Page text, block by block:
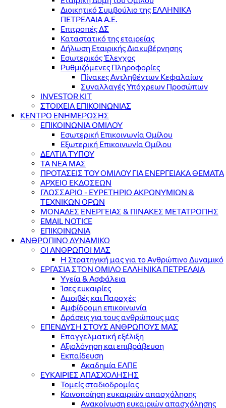
Διοικητικό Συμβούλιο της ΕΛΛΗΝΙΚΑ
ΠΕΤΡΕΛΑΙΑ Α.Ε.
Επιτροπές ΔΣ
Καταστατικό της εταιρείας
Δήλωση Εταιρικής Διακυβέρνησης
Εσωτερικός Έλεγχος
Ρυθμιζόμενες Πληροφορίες
Πίνακες Αντληθέντων Κεφαλαίων
Συναλλαγές Υπόχρεων Προσώπων
INVESTOR KIT
ΣΤΟΙΧΕΙΑ ΕΠΙΚΟΙΝΩΝΙΑΣ
ΚΕΝΤΡΟ ΕΝΗΜΕΡΩΣΗΣ
ΕΠΙΚΟΙΝΩΝΙΑ ΟΜΙΛΟΥ
Εσωτερική Επικοινωνία Ομίλου
Εξωτερική Επικοινωνία Ομίλου
ΔΕΛΤΙΑ ΤΥΠΟΥ
ΤΑ ΝΕΑ ΜΑΣ
ΠΡΟΤΑΣΕΙΣ ΤΟΥ ΟΜΙΛΟΥ ΓΙΑ ΕΝΕΡΓΕΙΑΚΑ ΘΕΜΑΤΑ
ΑΡΧΕΙΟ ΕΚΔΟΣΕΩΝ
ΓΛΩΣΣΑΡΙΟ - ΕΥΡΕΤΗΡΙΟ ΑΚΡΩΝΥΜΙΩΝ &
ΤΕΧΝΙΚΩΝ ΟΡΩΝ
ΜΟΝΑΔΕΣ ΕΝΕΡΓΕΙΑΣ & ΠΙΝΑΚΕΣ ΜΕΤΑΤΡΟΠΗΣ
EMAIL NOTICE
ΕΠΙΚΟΙΝΩΝΙΑ
ΑΝΘΡΩΠΙΝΟ ΔΥΝΑΜΙΚΟ
ΟΙ ΑΝΘΡΩΠΟΙ ΜΑΣ
Η Στρατηγική μας για το Ανθρώπινο Δυναμικό
ΕΡΓΑΣΙΑ ΣΤΟΝ ΟΜΙΛΟ ΕΛΛΗΝΙΚΑ ΠΕΤΡΕΛΑΙΑ
Υγεία & Ασφάλεια
Ίσες ευκαιρίες
Αμοιβές και Παροχές
Αμφίδρομη επικοινωνία
Δράσεις για τους ανθρώπους μας
ΕΠΕΝΔΥΣΗ ΣΤΟΥΣ ΑΝΘΡΩΠΟΥΣ ΜΑΣ
Επαγγελματική εξέλιξη
Αξιολόγηση και επιβράβευση
Εκπαίδευση
Ακαδημία ΕΛΠΕ
ΕΥΚΑΙΡΙΕΣ ΑΠΑΣΧΟΛΗΣΗΣ
Τομείς σταδιοδρομίας
Κοινοποίηση ευκαιριών απασχόλησης
Ανακοίνωση ευκαιριών απασχόλησης